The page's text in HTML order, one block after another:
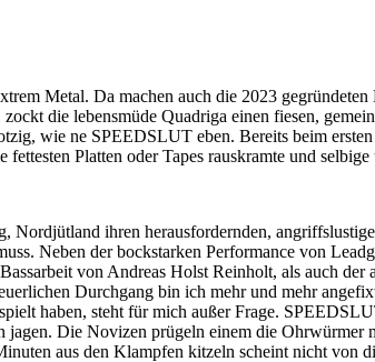
Metal. Da machen auch die 2023
die lebensmüde Quadriga einen fiesen,
wie ne SPEEDSLUT eben. Bereits beim
Platten oder Tapes rauskramte und selbige
ihren herausfordernden,
Neben der bockstarken Performance von
von Andreas Holst Reinholt, als auch
Durchgang bin ich mehr und mehr
haben, steht für mich außer Frage.
Die Novizen prügeln einem die
aus den Klampfen kitzeln scheint nicht von